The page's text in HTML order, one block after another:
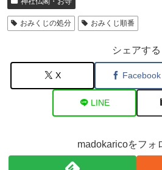
おみくじの処分 おみくじ順番
シェアする
X Facebook
LINE
madokaricoをフォ